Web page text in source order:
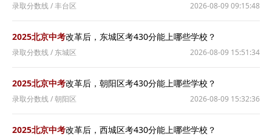
录取分数线/丰台区 2026-08-09 09:15:48
2025北京中考改革后，东城区考430分能上哪些学校？
录取分数线/ 东城区 2026-08-09 15:51:34
2025北京中考改革后，朝阳区考430分能上哪些学校？
录取分数线/朝阳区 2026-08-09 15:32:36
2025北京中考改革后，西城区考430分能上哪些学校？